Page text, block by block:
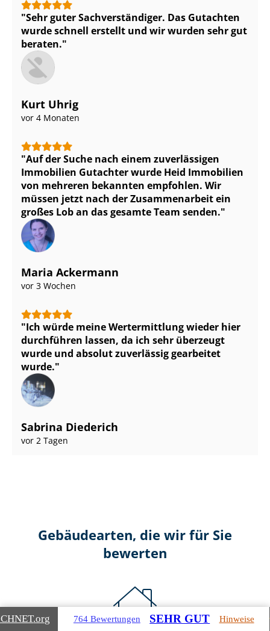
Sehr guter Sach­ver­stän­di­ger. Das Gutachten
wurde schnell erstellt und wir wurden sehr gut
beraten.
Kurt Uhrig
vor 4 Monaten
Auf der Suche nach einem zuverlässigen
Immobilien Gutachter wurde Heid Immobilien
von mehreren bekannten empfohlen. Wir
müssen jetzt nach der Zusammenarbeit ein
großes Lob an das gesamte Team senden.
Maria Ackermann
vor 3 Wochen
Ich würde meine Wertermittlung wieder hier
durchführen lassen, da ich sehr überzeugt
wurde und absolut zuverlässig gearbeitet
wurde.
Sabrina Diederich
vor 2 Tagen
Gebäudearten, die wir für Sie
bewerten
.org 764 Bewertungen SEHR GUT Hinweise